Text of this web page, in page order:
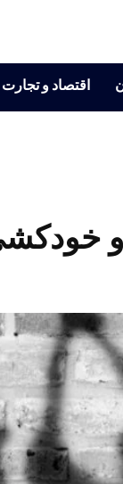
اقتصاد و تجارت